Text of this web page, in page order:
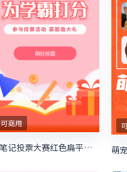
可商用
晒笔记投票大赛红色扁平卡通风格微信投票活动 萌